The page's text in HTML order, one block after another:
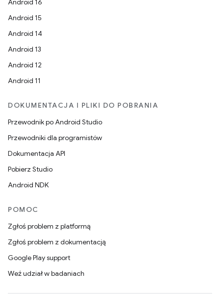
Android 16
Android 15
Android 14
Android 13
Android 12
Android 11
DOKUMENTACJA I PLIKI DO POBRANIA
Przewodnik po Android Studio
Przewodniki dla programistów
Dokumentacja API
Pobierz Studio
Android NDK
POMOC
Zgłoś problem z platformą
Zgłoś problem z dokumentacją
Google Play support
Weź udział w badaniach